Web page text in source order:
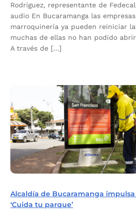
Rodríguez, representante de
audio En Bucaramanga las
marroquinería ya pueden reiniciar
muchas de ellas no han podido
A través de […]
Alcaldía de Bucaramanga
‘Cuida tu parque’